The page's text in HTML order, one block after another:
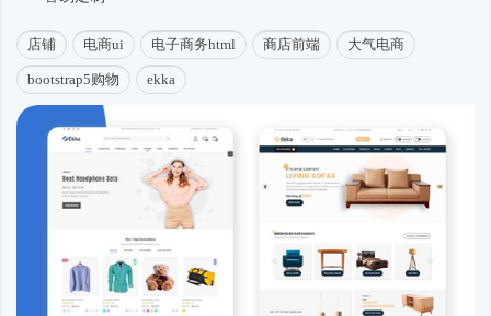
店铺 电商ui 电子商务html 商店前端 大气电商
bootstrap5购物 ekka